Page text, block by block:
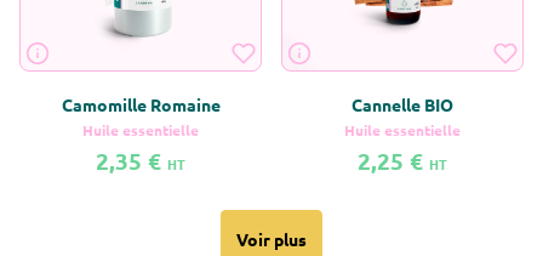
Camomille Romaine
Huile essentielle
2,35 € HT
Cannelle BIO
Huile essentielle
2,25 € HT
Voir plus